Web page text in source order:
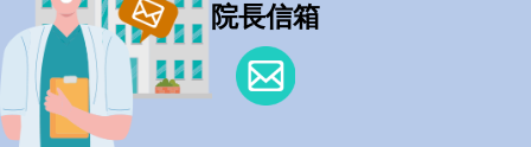
院長信箱